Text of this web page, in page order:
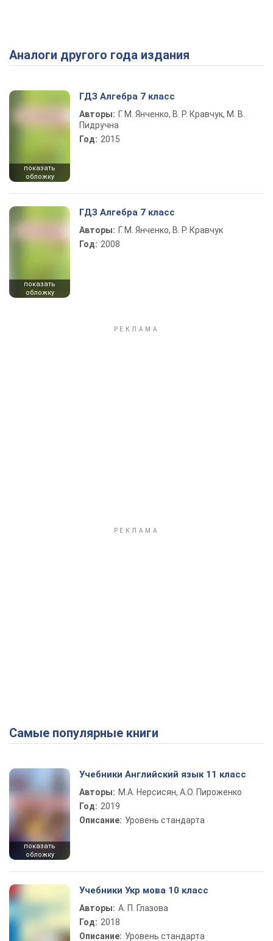
Play Video
Аналоги другого года издания
показать
обложку
ГДЗ Алгебра 7 класс
Авторы: Г. М. Янченко, В. Р. Кравчук, М. В.
Пидручна
Год: 2015
показать
обложку
ГДЗ Алгебра 7 класс
Авторы: Г. М. Янченко, В. Р. Кравчук
Год: 2008
Самые популярные книги
показать
обложку
Учебники Английский язык 11 класс
Авторы: М.А. Нерсисян, А.О. Пироженко
Год: 2019
Описание: Уровень стандарта
Учебники Укр мова 10 класс
Авторы: А. П. Глазова
Год: 2018
Описание: Уровень стандарта